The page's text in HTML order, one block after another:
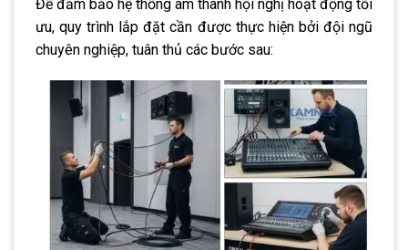
Để đảm bảo hệ thống âm thanh hội nghị hoạt động tối
ưu, quy trình lắp đặt cần được thực hiện bởi đội ngũ
chuyên nghiệp, tuân thủ các bước sau: